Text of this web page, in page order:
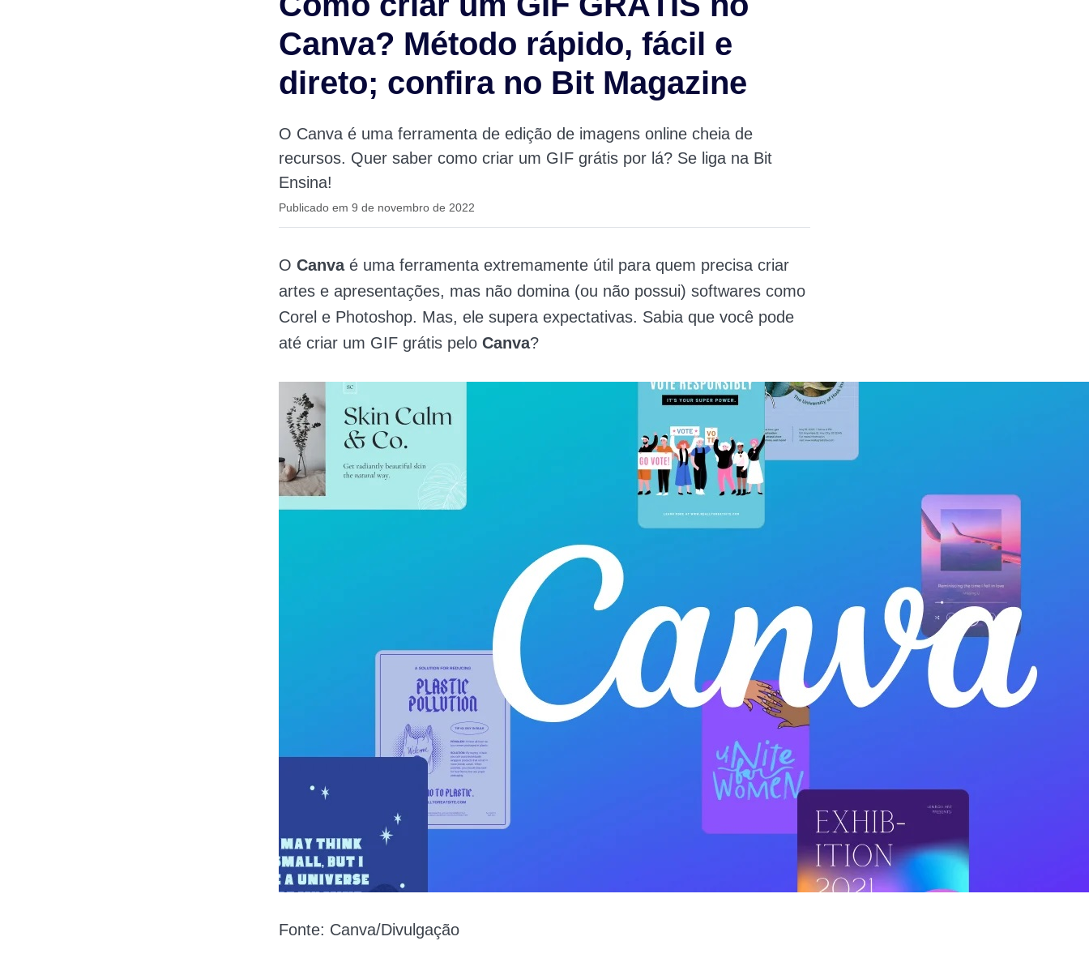
Canva? Método rápido, fácil e
direto; confira no Bit Magazine
O Canva é uma ferramenta de edição de imagens online cheia de
recursos. Quer saber como criar um GIF grátis por lá? Se liga na Bit
Ensina!
Publicado em 9 de novembro de 2022
O Canvaé uma ferramenta extremamente útil para quem precisa criar
artes e apresentações, mas não domina (ou não possui) softwares como
Corel e Photoshop. Mas, ele supera expectativas. Sabia que você pode
até criar um GIF grátis pelo Canva?
Fonte: Canva/Divulgação